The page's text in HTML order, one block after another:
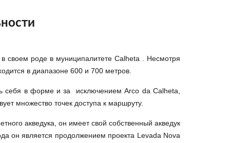
своем роде в муниципалитете Calheta . Несмотря
в диапазоне 600 и 700 метров.
себя в форме и за исключением Arco da Calheta,
множество точек доступа к маршруту.
акведука, он имеет свой собственный акведук
он является продолжением проекта Levada Nova